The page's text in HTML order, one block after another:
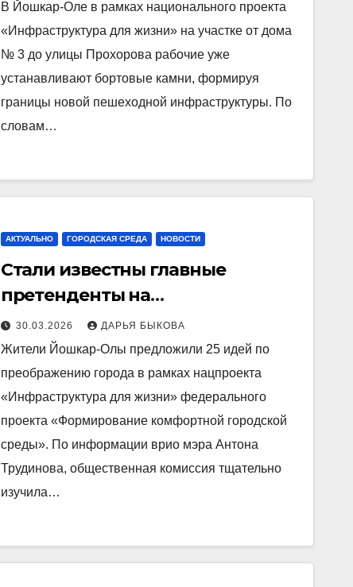
В Йошкар-Оле в рамках национального проекта
«Инфраструктура для жизни» на участке от дома
№ 3 до улицы Прохорова рабочие уже
устанавливают бортовые камни, формируя
границы новой пешеходной инфраструктуры. По
словам…
АКТУАЛЬНО ГОРОДСКАЯ СРЕДА НОВОСТИ
Стали известны главные
претенденты на
благоустройство в Йошкар-Оле
в 2027 году
30.03.2026 ДАРЬЯ БЫКОВА
Жители Йошкар-Олы предложили 25 идей по
преображению города в рамках нацпроекта
«Инфраструктура для жизни» федерального
проекта «Формирование комфортной городской
среды». По информации врио мэра Антона
Трудинова, общественная комиссия тщательно
изучила…